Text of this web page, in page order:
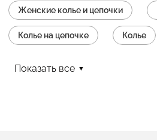
Женские колье и цепочки
Колье на цепочке Колье
Показать все